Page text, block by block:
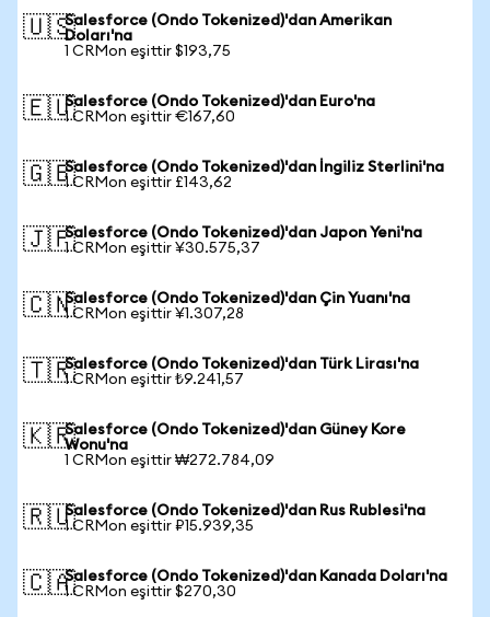
🇺🇸Salesforce (Ondo Tokenized)'dan Amerikan
Doları'na
1 CRMon eşittir $193,75
🇪🇺Salesforce (Ondo Tokenized)'dan Euro'na
1 CRMon eşittir €167,60
🇬🇧Salesforce (Ondo Tokenized)'dan İngiliz Sterlini'na
1 CRMon eşittir £143,62
🇯🇵Salesforce (Ondo Tokenized)'dan Japon Yeni'na
1 CRMon eşittir ¥30.575,37
🇨🇳Salesforce (Ondo Tokenized)'dan Çin Yuanı'na
1 CRMon eşittir ¥1.307,28
🇹🇷Salesforce (Ondo Tokenized)'dan Türk Lirası'na
1 CRMon eşittir ₺9.241,57
🇰🇷Salesforce (Ondo Tokenized)'dan Güney Kore
Wonu'na
1 CRMon eşittir ₩272.784,09
🇷🇺Salesforce (Ondo Tokenized)'dan Rus Rublesi'na
1 CRMon eşittir ₽15.939,35
🇨🇦Salesforce (Ondo Tokenized)'dan Kanada Doları'na
1 CRMon eşittir $270,30